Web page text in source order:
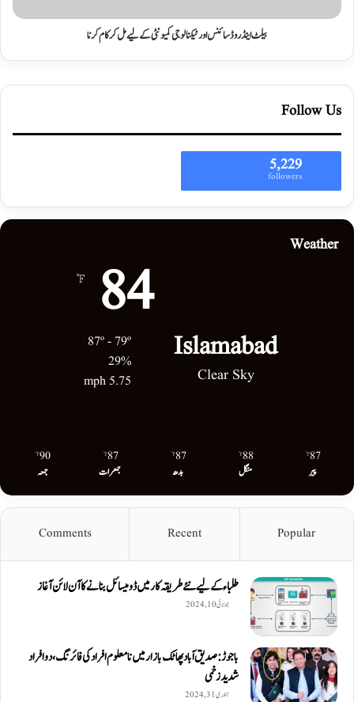
بیلٹ اینڈ روڈ سائنس اور ٹیکنالوجی کمیونٹی کے لیے مل کر کام کرنا
Follow Us
5,229
followers
Weather
Islamabad
Clear Sky
84
℉
29%
5.75 mph
87
℉
پیر
88
℉
منگل
87
℉
بدھ
87
℉
جمعرات
90
℉
جمعہ
Popular
Recent
Comments
طلباء کے لیے نئے طریقہ کار میں ڈومیسائل بنانے کا آن لائن آغاز
جولائی 10, 2024
باجوڑ: صدیق اۤباد پھاٹک بازار میں نامعلوم افراد کی فائرنگ، دو افراد
شدید زخمی
جنوری 31, 2024